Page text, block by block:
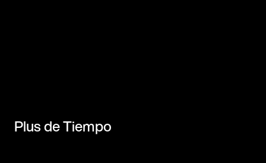
Plus de Tiempo